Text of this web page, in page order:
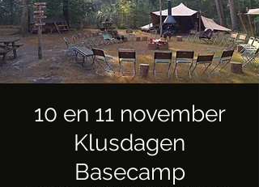
10 en 11 november
Klusdagen
Basecamp